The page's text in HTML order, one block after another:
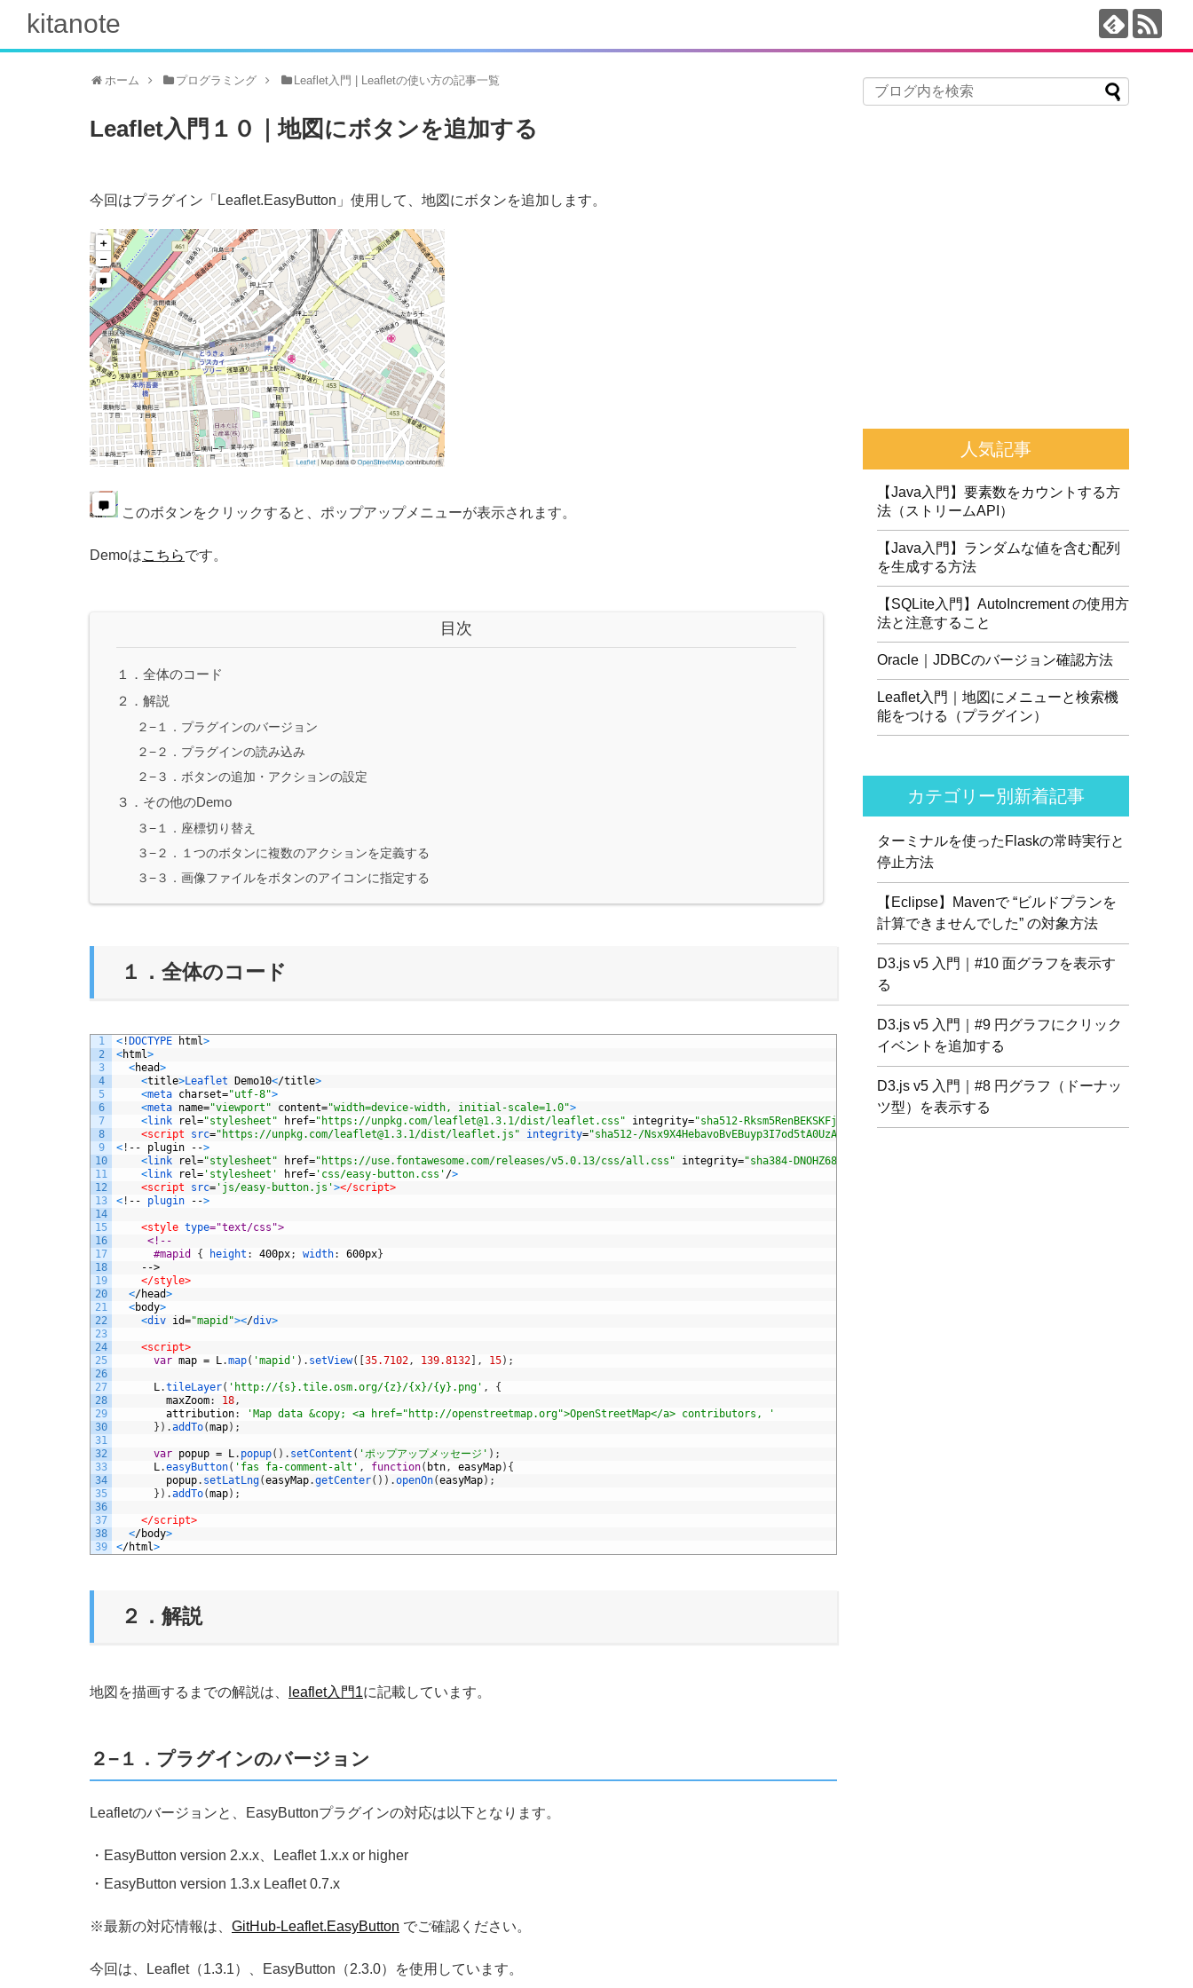
kitanote
ホーム プログラミング Leaflet入門 | Leafletの使い方の記事一覧
Leaflet入門１０｜地図にボタンを追加する
今回はプラグイン「Leaflet.EasyButton」使用して、地図にボタンを追加します。
このボタンをクリックすると、ポップアップメニューが表示されます。
Demoはこちらです。
目次
１．全体のコード
２．解説
２−１．プラグインのバージョン
２−２．プラグインの読み込み
２−３．ボタンの追加・アクションの設定
３．その他のDemo
３−１．座標切り替え
３−２．１つのボタンに複数のアクションを定義する
３−３．画像ファイルをボタンのアイコンに指定する
１．全体のコード
1
2
3
4
5
6
7
8
9
10
11
12
13
14
15
16
17
18
19
20
21
22
23
24
25
26
27
28
29
30
31
32
33
34
35
36
37
38
39
< !DOCTYPE html>
<html>
<head>
<title>Leaflet Demo10</title>
<meta charset="utf-8">
<meta name="viewport" content="width=device-width, initial-scale=1.0">
<link rel="stylesheet" href="https://unpkg.com/leaflet@1.3.1/dist/leaflet.css" integrity="sha512-
<script src="https://unpkg.com/leaflet@1.3.1/dist/leaflet.js" integrity="sha512-/Nsx9X4HebavoBvEBuyp3I7od5tA0UzAxs+j83KgC8PU0kgB4XiK4Lfe4y4cgBtaRJQEIFCW+oC506aPT2L1zw=="
< ! -- plugin -->
<link rel="stylesheet" href="https://use.fontawesome.com/releases/v5.0.13/css/all.css" integrity="sha384-
<link rel= 'stylesheet' href= 'css/easy-button.css' />
<script src= 'js/easy-button.js'></script>
< ! -- plugin -->
<style type="text/css">
<!--
#mapid { height : 400px; width: 600px}
-->
</style>
</head>
<body>
<div id="mapid"></div>
<script>
var map = L .map( 'mapid' ) . setView( [35.7102 , 139.8132] , 15) ;
L .tileLayer( 'http://{s}.tile.osm.org/{z}/{x}/{y}.png' ,
{
maxZoom: 18 ,
attribution:
'Map data &copy; <a href="http://openstreetmap.org">OpenStreetMap</a> contributors, '
} ) .addTo(map) ;
var popup = L . popup( ) . setContent ( 'ポップアップメッセージ' ) ;
L .easyButton( 'fas fa-comment-alt' , function( btn , easyMap) {
popup. setLatLng(easyMap.getCenter( ) ) .openOn(easyMap) ;
} ) .addTo(map) ;
</script>
</body>
</html>
２．解説
地図を描画するまでの解説は、 leaflet入門1に記載しています。
２−１．プラグインのバージョン
Leafletのバージョンと、EasyButtonプラグインの対応は以下となります。
・EasyButton version 2.x.x、Leaflet 1.x.x or higher
・EasyButton version 1.3.x Leaflet 0.7.x
※最新の対応情報は、 GitHub-Leaflet.EasyButton でご確認ください。
今回は、Leaflet（1.3.1）、EasyButton（2.3.0）を使用しています。
人気記事
【Java入門】要素数をカウントする方
法（ストリームAPI）
【Java入門】ランダムな値を含む配列
を生成する方法
【SQLite入門】AutoIncrement の使用方
法と注意すること
Oracle｜JDBCのバージョン確認方法
Leaflet入門｜地図にメニューと検索機
能をつける（プラグイン）
カテゴリー別新着記事
ターミナルを使ったFlaskの常時実行と
停止方法
【Eclipse】Mavenで “ビルドプランを
計算できませんでした” の対象方法
D3.js v5 入門｜#10 面グラフを表示す
る
D3.js v5 入門｜#9 円グラフにクリック
イベントを追加する
D3.js v5 入門｜#8 円グラフ（ドーナッ
ツ型）を表示する